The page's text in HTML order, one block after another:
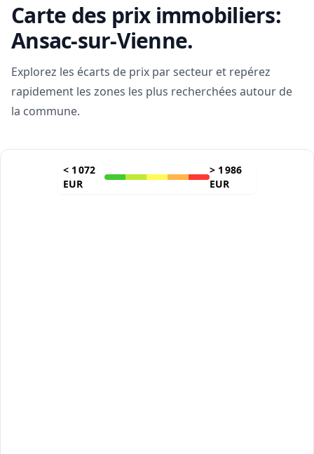
Carte des prix immobiliers:
Ansac-sur-Vienne.
Explorez les écarts de prix par secteur et repérez
rapidement les zones les plus recherchées autour de
la commune.
< 1 072
EUR
> 1 986
EUR